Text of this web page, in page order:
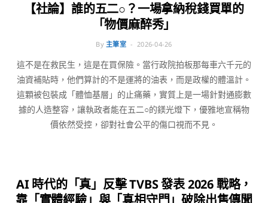
【社論】誰的五二○？一場拿納稅錢買單的
「物價麻醉秀」
By 主筆室 2026-04-26
這不是在救民生，這是在買保險。當行政院拍板那每車六千元的
油資補貼時，他們算計的不是運將的油表，而是政權的體溫計。
這顆被包裝成「體恤基層」的止痛藥，實質上是一場針對通膨數
據的人造整容，讓執政者能在五二○的鎂光燈下，優雅地宣稱物
價依然受控，卻對社會公平的傷口視而不見。
AI 時代的「真」反擊 TVBS 發表 2026 戰略，